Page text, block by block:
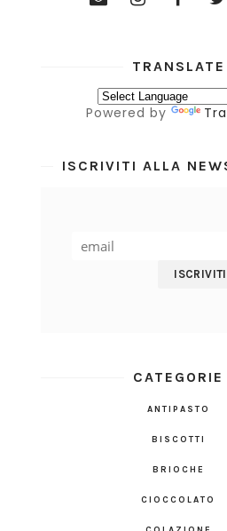
TRANSLATE
Powered by
ISCRIVITI ALLA
CATEGORIE
ANTIPASTO
BISCOTTI
BRIOCHE
CIOCCOLATO